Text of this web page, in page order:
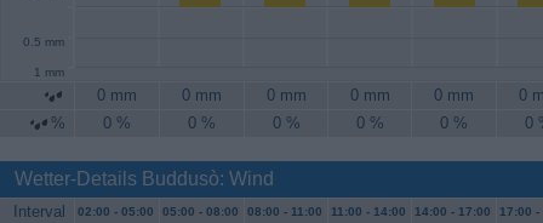
0.5 mm
1 mm
0 mm 0 mm 0 mm 0 mm 0 mm
0
%
0 % 0 % 0 % 0 % 0 % 0
Wetter-Details Buddusò: Wind
Interval 02:00 - 05:00 05:00 - 08:00 08:00 - 11:00 11:00 - 14:00 14:00 - 17:00 17:00 -